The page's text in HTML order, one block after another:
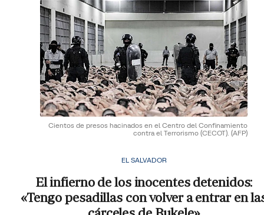
Cientos de presos hacinados en el Centro del Confinamiento
contra el Terrorismo (CECOT). (AFP)
EL SALVADOR
El infierno de los inocentes detenidos:
«Tengo pesadillas con volver a entrar en